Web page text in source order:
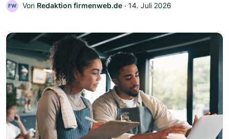
FW Von Redaktion firmenweb.de ‧ 14. Juli 2026